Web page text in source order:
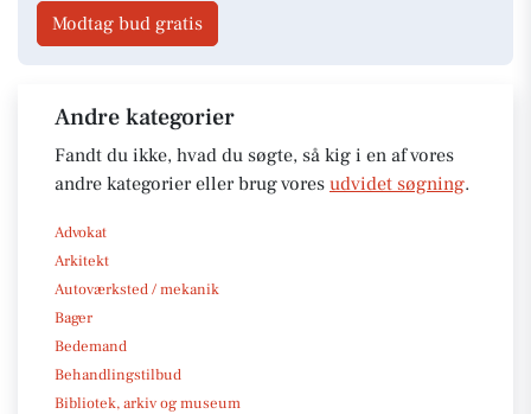
Modtag bud gratis
Andre kategorier
Fandt du ikke, hvad du søgte, så kig i en af vores
andre kategorier eller brug vores udvidet søgning.
Advokat
Arkitekt
Autoværksted / mekanik
Bager
Bedemand
Behandlingstilbud
Bibliotek, arkiv og museum